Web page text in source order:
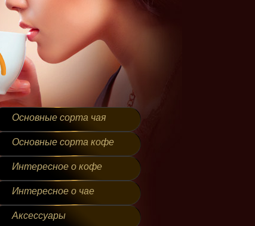
Основные сорта чая
Основные сорта кофе
Интересное о кофе
Интересное о чае
Аксессуары